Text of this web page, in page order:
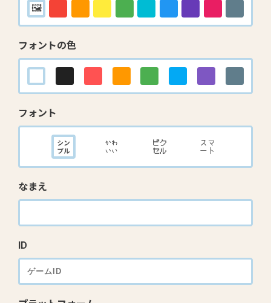
フォントの色
フォント
なまえ
ID